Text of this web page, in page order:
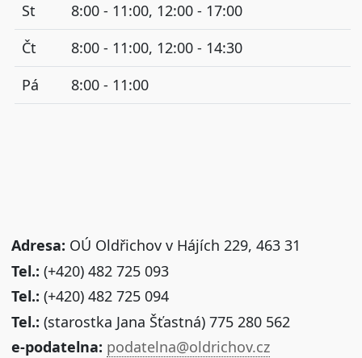
St
8:00 - 11:00, 12:00 - 17:00
Čt
8:00 - 11:00, 12:00 - 14:30
Pá
8:00 - 11:00
Adresa: OÚ Oldřichov v Hájích 229, 463 31
Tel.: (+420) 482 725 093
Tel.: (+420) 482 725 094
Tel.: (starostka Jana Šťastná) 775 280 562
e-podatelna: podatelna@oldrichov.cz